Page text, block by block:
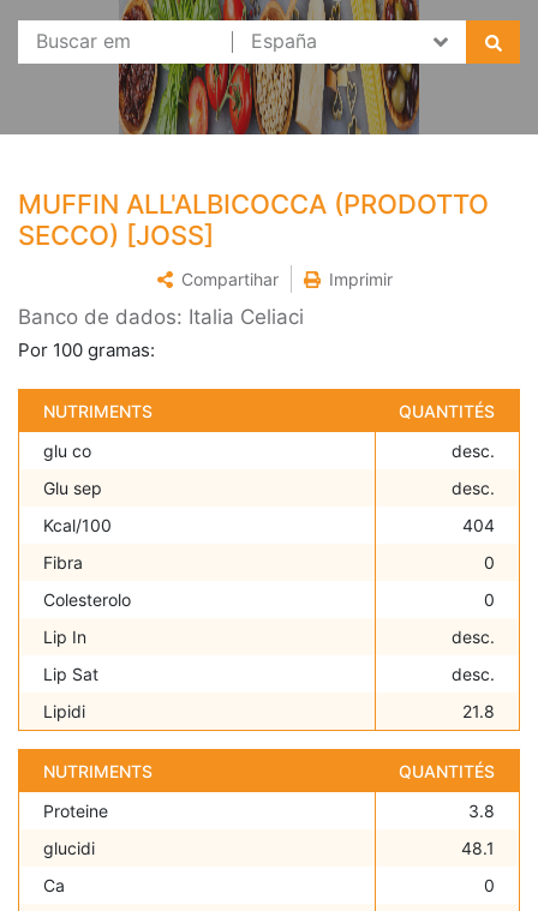
MUFFIN ALL'ALBICOCCA (PRODOTTO
SECCO) [JOSS]
Compartihar Imprimir
Banco de dados: Italia Celiaci
Por 100 gramas:
NUTRIMENTS
QUANTITÉS
glu co
desc.
Glu sep
desc.
Kcal/100
404
Fibra
0
Colesterolo
0
Lip In
desc.
Lip Sat
desc.
Lipidi
21.8
NUTRIMENTS
QUANTITÉS
Proteine
3.8
glucidi
48.1
Ca
0